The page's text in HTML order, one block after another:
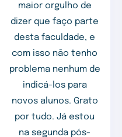
maior orgulho de
dizer que faço parte
desta faculdade, e
com isso não tenho
problema nenhum de
indicá-los para
novos alunos. Grato
por tudo. Já estou
na segunda pós-